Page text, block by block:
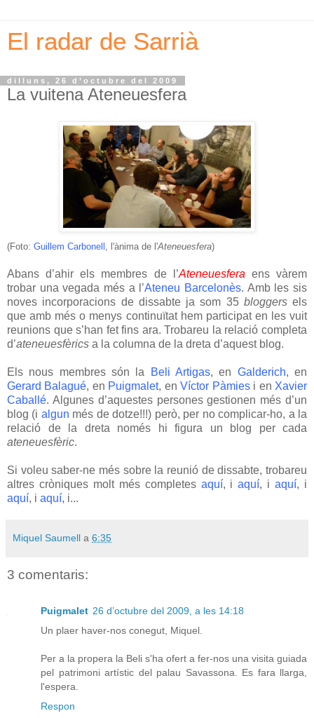
El radar de Sarrià
dilluns, 26 d’octubre del 2009
La vuitena Ateneuesfera
(Foto: Guillem Carbonell , l'ànima de l'Ateneuesfera)
Abans d’ahir els membres de l’Ateneuesfera ens vàrem
trobar una vegada més a l’Ateneu Barcelonès. Amb les sis
noves incorporacions de dissabte ja som 35 bloggersels
que amb més o menys continuïtat hem participat en les vuit
reunions que s’han fet fins ara. Trobareu la relació completa
d’ateneuesfèrics a la columna de la dreta d’aquest blog.
Els nous membres són la Beli Artigas, en Galderich, en
Gerard Balagué, en Puigmalet, enVíctor Pàmiesi en Xavier
Caballé. Algunes d’aquestes persones gestionen més d’un
blog (i algun més de dotze!!!) però, per no complicar-ho, a la
relació de la dreta només hi figura un blog per cada
ateneuesfèric.
Si voleu saber-ne més sobre la reunió de dissabte, trobareu
altres cròniques molt més completes aquí, iaquí, iaquí, i
aquí, i aquí, i...
Miquel Saumell a 6:35
3 comentaris:
Puigmalet 26 d’octubre del 2009, a les 14:18
Un plaer haver-nos conegut, Miquel.
Per a la propera la Beli s'ha ofert a fer-nos una visita guiada
pel patrimoni artístic del palau Savassona. Es fara llarga,
l'espera.
Respon